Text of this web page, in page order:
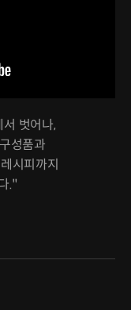
벗어나,
성품과
시피까지
."